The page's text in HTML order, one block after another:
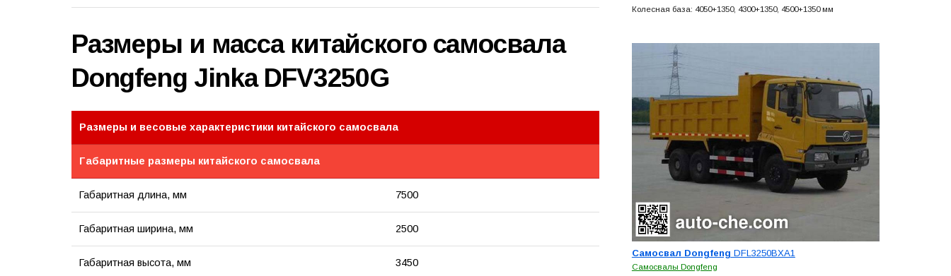
Размеры и масса китайского самосвала
Dongfeng Jinka DFV3250G
Размеры и весовые характеристики китайского самосвала
Габаритные размеры китайского самосвала
Габаритная длина, мм 7500
Габаритная ширина, мм 2500
Габаритная высота, мм 3450
Колесная база: 4050+1350, 4300+1350, 4500+1350 мм
Самосвал Dongfeng DFL3250BXA1
Самосвалы Dongfeng